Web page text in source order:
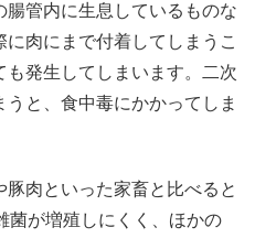
管内に生息しているものな
肉にまで付着してしまうこ
発生してしまいます。二次
と、食中毒にかかってしま
肉といった家畜と比べると
菌が増殖しにくく、ほかの